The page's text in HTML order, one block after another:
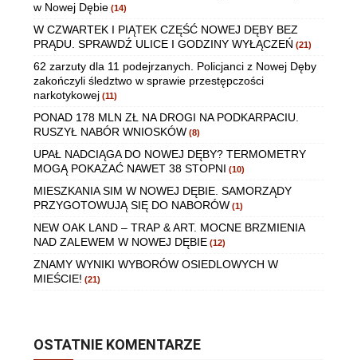
w Nowej Dębie (14)
W CZWARTEK I PIĄTEK CZĘŚĆ NOWEJ DĘBY BEZ
PRĄDU. SPRAWDŹ ULICE I GODZINY WYŁĄCZEŃ (21)
62 zarzuty dla 11 podejrzanych. Policjanci z Nowej Dęby
zakończyli śledztwo w sprawie przestępczości
narkotykowej (11)
PONAD 178 MLN ZŁ NA DROGI NA PODKARPACIU.
RUSZYŁ NABÓR WNIOSKÓW (8)
UPAŁ NADCIĄGA DO NOWEJ DĘBY? TERMOMETRY
MOGĄ POKAZAĆ NAWET 38 STOPNI (10)
MIESZKANIA SIM W NOWEJ DĘBIE. SAMORZĄDY
PRZYGOTOWUJĄ SIĘ DO NABORÓW (1)
NEW OAK LAND – TRAP & ART. MOCNE BRZMIENIA
NAD ZALEWEM W NOWEJ DĘBIE (12)
ZNAMY WYNIKI WYBORÓW OSIEDLOWYCH W
MIEŚCIE! (21)
OSTATNIE KOMENTARZE